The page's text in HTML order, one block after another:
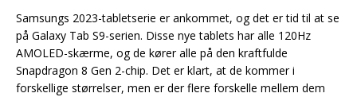
Samsungs 2023-tabletserie er ankommet, og det er tid til at se
på Galaxy Tab S9-serien. Disse nye tablets har alle 120Hz
AMOLED-skærme, og de kører alle på den kraftfulde
Snapdragon 8 Gen 2-chip. Det er klart, at de kommer i
forskellige størrelser, men er der flere forskelle mellem dem